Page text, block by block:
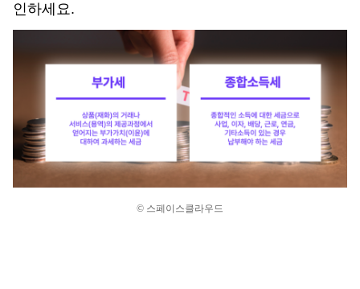
인하세요.
© 스페이스클라우드